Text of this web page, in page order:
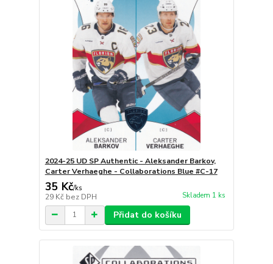
2024-25 UD SP Authentic - Aleksander Barkov,
Carter Verhaeghe - Collaborations Blue #C-17
35 Kč/ks
29 Kč bez DPH Skladem 1 ks
Přidat do košíku